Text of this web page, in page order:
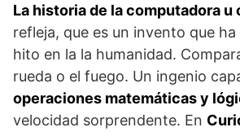
La historia de la computadora u
refleja, que es un invento que
hito en la la humanidad.
rueda o el fuego. Un ingenio
operaciones matemáticas y
velocidad sorprendente. En